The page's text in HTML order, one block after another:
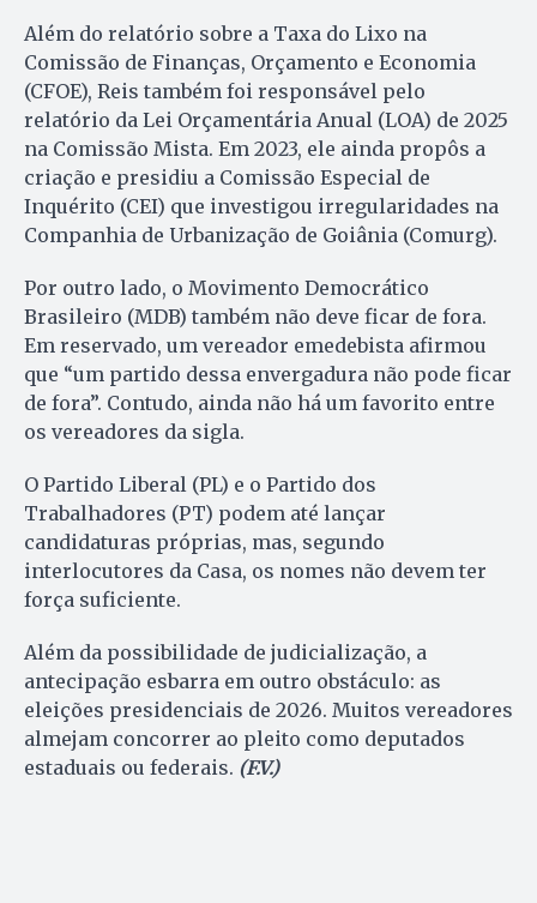
Além do relatório sobre a Taxa do Lixo na
Comissão de Finanças, Orçamento e Economia
(CFOE), Reis também foi responsável pelo
relatório da Lei Orçamentária Anual (LOA) de 2025
na Comissão Mista. Em 2023, ele ainda propôs a
criação e presidiu a Comissão Especial de
Inquérito (CEI) que investigou irregularidades na
Companhia de Urbanização de Goiânia (Comurg).
Por outro lado, o Movimento Democrático
Brasileiro (MDB) também não deve ficar de fora.
Em reservado, um vereador emedebista afirmou
que “um partido dessa envergadura não pode ficar
de fora”. Contudo, ainda não há um favorito entre
os vereadores da sigla.
O Partido Liberal (PL) e o Partido dos
Trabalhadores (PT) podem até lançar
candidaturas próprias, mas, segundo
interlocutores da Casa, os nomes não devem ter
força suficiente.
Além da possibilidade de judicialização, a
antecipação esbarra em outro obstáculo: as
eleições presidenciais de 2026. Muitos vereadores
almejam concorrer ao pleito como deputados
estaduais ou federais. (F.V.)